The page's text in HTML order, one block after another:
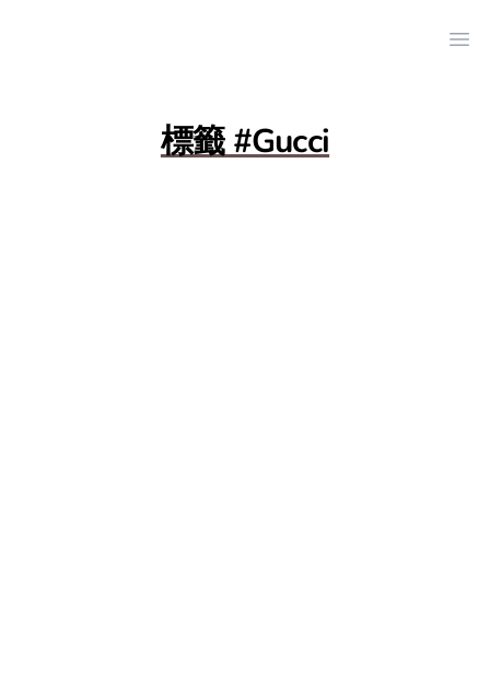
標籤 #Gucci